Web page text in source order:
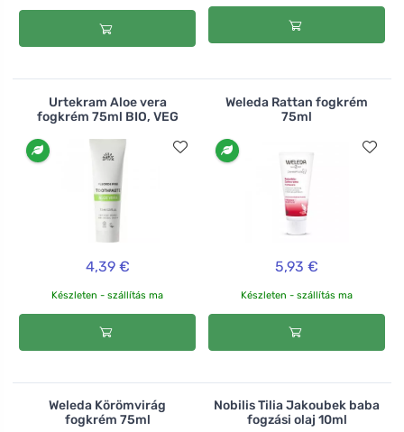
Urtekram Aloe vera
fogkrém 75ml BIO, VEG
4,39 €
Készleten - szállítás ma
Weleda Rattan fogkrém
75ml
5,93 €
Készleten - szállítás ma
Weleda Körömvirág
fogkrém 75ml
Nobilis Tilia Jakoubek baba
fogzási olaj 10ml